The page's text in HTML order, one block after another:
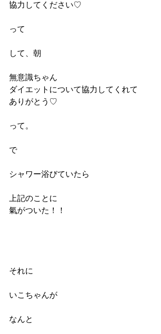
協力してください♡
って
して、朝
無意識ちゃん
ダイエットについて協力してくれて
ありがとう♡
って。
で
シャワー浴びていたら
上記のことに
氣がついた！！
それに
いこちゃんが
なんと